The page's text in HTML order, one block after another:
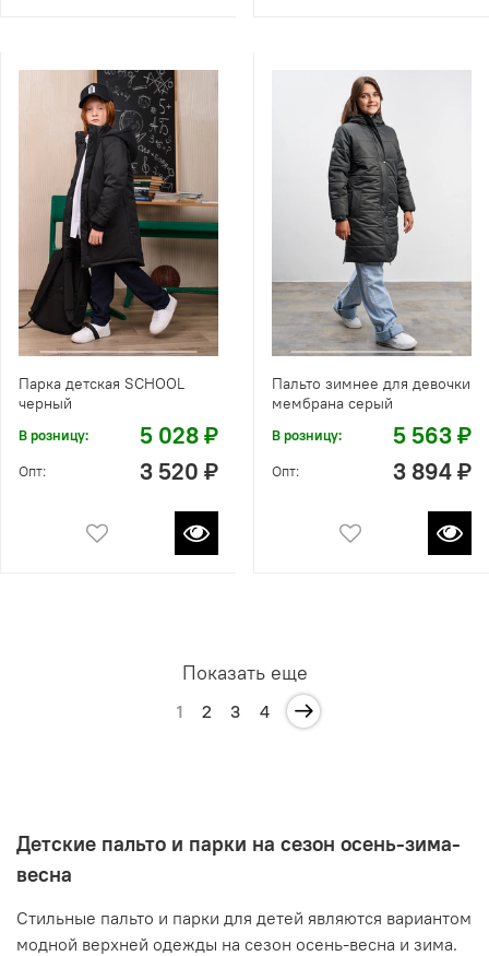
Парка детская SCHOOL
черный
В розницу: 5 028 ₽
Опт: 3 520 ₽
Пальто зимнее для девочки
мембрана серый
В розницу: 5 563 ₽
Опт: 3 894 ₽
Показать еще
1 2 3 4
Детские пальто и парки на сезон осень-зима-
весна
Стильные пальто и парки для детей являются вариантом
модной верхней одежды на сезон осень-весна и зима.